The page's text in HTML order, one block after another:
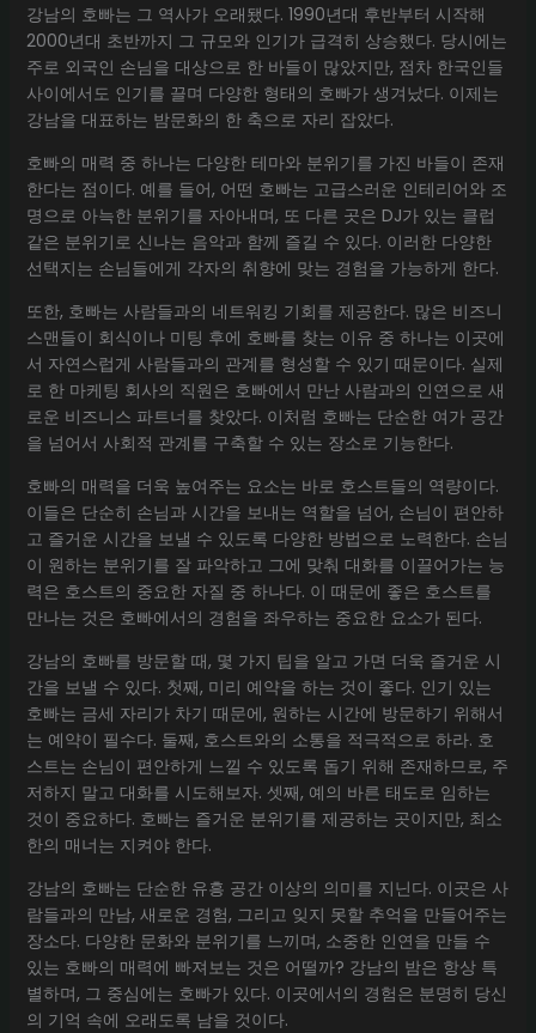
강남의 호빠는 그 역사가 오래됐다. 1990년대 후반부터 시작해
2000년대 초반까지 그 규모와 인기가 급격히 상승했다. 당시에는
주로 외국인 손님을 대상으로 한 바들이 많았지만, 점차 한국인들
사이에서도 인기를 끌며 다양한 형태의 호빠가 생겨났다. 이제는
강남을 대표하는 밤문화의 한 축으로 자리 잡았다.
호빠의 매력 중 하나는 다양한 테마와 분위기를 가진 바들이 존재
한다는 점이다. 예를 들어, 어떤 호빠는 고급스러운 인테리어와 조
명으로 아늑한 분위기를 자아내며, 또 다른 곳은 DJ가 있는 클럽
같은 분위기로 신나는 음악과 함께 즐길 수 있다. 이러한 다양한
선택지는 손님들에게 각자의 취향에 맞는 경험을 가능하게 한다.
또한, 호빠는 사람들과의 네트워킹 기회를 제공한다. 많은 비즈니
스맨들이 회식이나 미팅 후에 호빠를 찾는 이유 중 하나는 이곳에
서 자연스럽게 사람들과의 관계를 형성할 수 있기 때문이다. 실제
로 한 마케팅 회사의 직원은 호빠에서 만난 사람과의 인연으로 새
로운 비즈니스 파트너를 찾았다. 이처럼 호빠는 단순한 여가 공간
을 넘어서 사회적 관계를 구축할 수 있는 장소로 기능한다.
호빠의 매력을 더욱 높여주는 요소는 바로 호스트들의 역량이다.
이들은 단순히 손님과 시간을 보내는 역할을 넘어, 손님이 편안하
고 즐거운 시간을 보낼 수 있도록 다양한 방법으로 노력한다. 손님
이 원하는 분위기를 잘 파악하고 그에 맞춰 대화를 이끌어가는 능
력은 호스트의 중요한 자질 중 하나다. 이 때문에 좋은 호스트를
만나는 것은 호빠에서의 경험을 좌우하는 중요한 요소가 된다.
강남의 호빠를 방문할 때, 몇 가지 팁을 알고 가면 더욱 즐거운 시
간을 보낼 수 있다. 첫째, 미리 예약을 하는 것이 좋다. 인기 있는
호빠는 금세 자리가 차기 때문에, 원하는 시간에 방문하기 위해서
는 예약이 필수다. 둘째, 호스트와의 소통을 적극적으로 하라. 호
스트는 손님이 편안하게 느낄 수 있도록 돕기 위해 존재하므로, 주
저하지 말고 대화를 시도해보자. 셋째, 예의 바른 태도로 임하는
것이 중요하다. 호빠는 즐거운 분위기를 제공하는 곳이지만, 최소
한의 매너는 지켜야 한다.
강남의 호빠는 단순한 유흥 공간 이상의 의미를 지닌다. 이곳은 사
람들과의 만남, 새로운 경험, 그리고 잊지 못할 추억을 만들어주는
장소다. 다양한 문화와 분위기를 느끼며, 소중한 인연을 만들 수
있는 호빠의 매력에 빠져보는 것은 어떨까? 강남의 밤은 항상 특
별하며, 그 중심에는 호빠가 있다. 이곳에서의 경험은 분명히 당신
의 기억 속에 오래도록 남을 것이다.